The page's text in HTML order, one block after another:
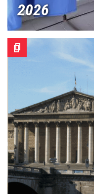
2026
Image